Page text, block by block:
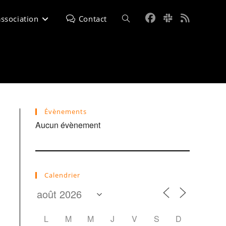
Contact Toggle
Évènements
Aucun évènement
Calendrier
L M M J V S
D